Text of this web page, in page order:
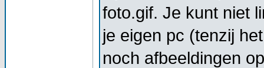
foto.gif. Je kunt niet
je eigen pc (tenzij
noch afbeeldingen